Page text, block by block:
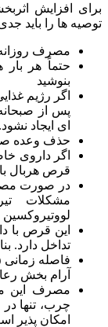
برای افزایش
توصیه ها را باید
مصرف
حتماً هر
بنوشید
اگر رژیم
پس از صبحانه
ای ایجاد نشود.
حذف وعده
اگر داروی
قرص هربال
در صورت
مشکلات
این قرص با
تداخل دارد.
آرام بخش
مصرف این
چرب، تنها
امکان پذیر